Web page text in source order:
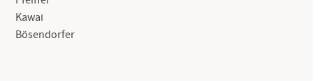
Kawai
Bösendorfer